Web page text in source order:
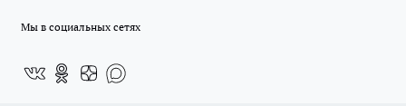
Мы в социальных сетях